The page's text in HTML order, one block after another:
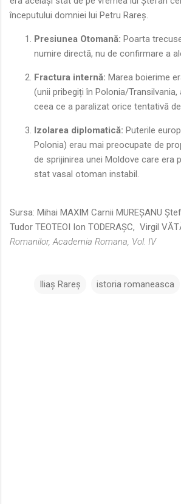
începutului domniei lui Petru Rareș.
Presiunea Otomană: Poarta
numire directă, nu de confirmare a
Fractura internă: Marea boierime
(unii pribegiți în Polonia/Transilvania,
ceea ce a paralizat orice tentativă
Izolarea diplomatică: Puterile
Polonia) erau mai preocupate de
de sprijinirea unei Moldove care era
stat vasal otoman instabil.
Sursa: Mihai MAXIM Carnii MUREŞANU
Tudor TEOTEOI Ion TODERAŞC, Virgil
Romanilor, Academia Romana, Vol. IV
Iliaș Rareș istoria romaneasca